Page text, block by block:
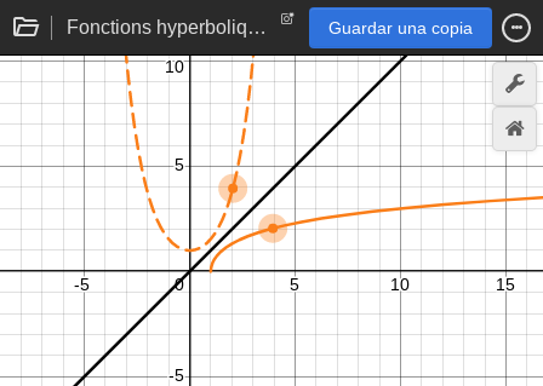
Fonctions hyperboliques réciproques Guardar una copia